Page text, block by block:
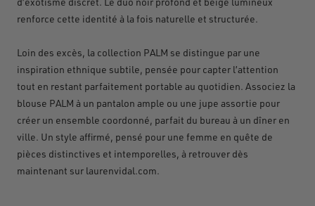
renforce cette identité à la fois naturelle et structurée.
Loin des excès, la collection PALM se distingue par une
inspiration ethnique subtile, pensée pour capter l’attention
tout en restant parfaitement portable au quotidien. Associez la
blouse PALM à un pantalon ample ou une jupe assortie pour
créer un ensemble coordonné, parfait du bureau à un dîner en
ville. Un style affirmé, pensé pour une femme en quête de
pièces distinctives et intemporelles, à retrouver dès
maintenant sur laurenvidal.com.